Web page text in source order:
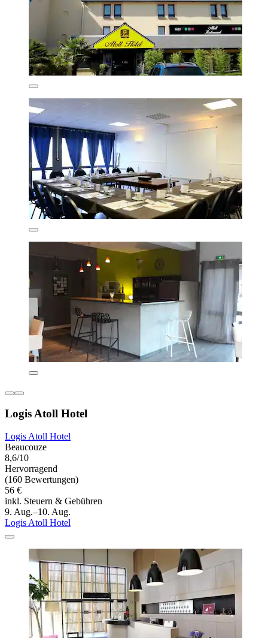
Logis Atoll Hotel
Logis Atoll Hotel
Beaucouze
8,6/10
Hervorragend
(160 Bewertungen)
56 €
inkl. Steuern & Gebühren
9. Aug.–10. Aug.
Logis Atoll Hotel